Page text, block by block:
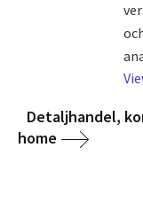
Detaljhandel,
home